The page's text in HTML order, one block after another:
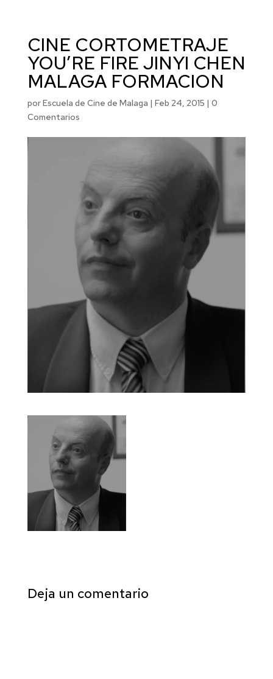
CINE CORTOMETRAJE
YOU’RE FIRE JINYI CHEN
MALAGA FORMACION
porEscuela de Cine de Malaga | Feb 24, 2015 | 0
Comentarios
Deja un comentario